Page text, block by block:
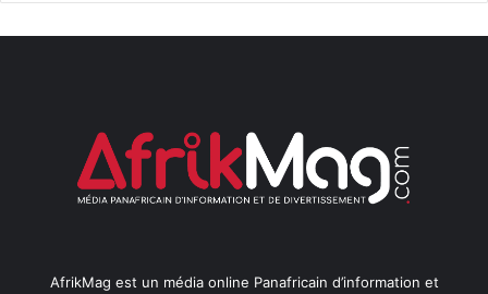
AfrikMag est un média online Panafricain d’information et